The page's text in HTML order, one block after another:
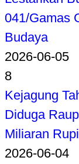
041/Gamas
Budaya
2026-06-05
8
Kejagung
Diduga
Miliaran
2026-06-04